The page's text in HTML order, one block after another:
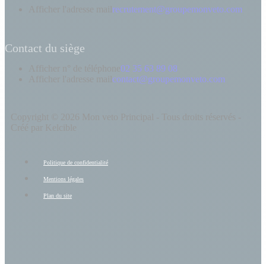
recrutement@groupemonveto.com
Contact du siège
02 35 63 89 08
contact@groupemonveto.com
Politique de confidentialité
Mentions légales
Plan du site